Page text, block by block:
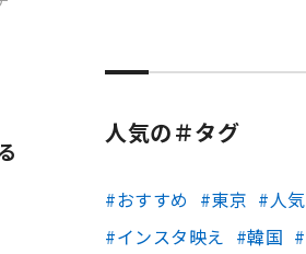
人気の＃タグ
おすすめ 東京
人気
インスタ映え
韓国